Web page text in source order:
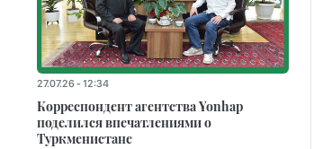
27.07.26 - 12:34
Корреспондент агентства Yonhap
поделился впечатлениями о
Туркменистане